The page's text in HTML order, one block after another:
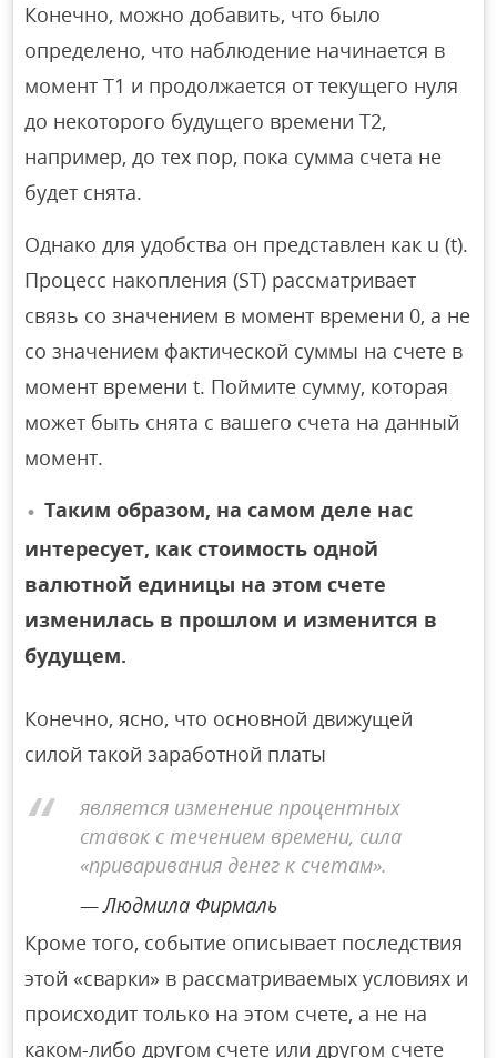
Конечно, можно добавить, что было
определено, что наблюдение начинается в
момент T1 и продолжается от текущего нуля
до некоторого будущего времени T2,
например, до тех пор, пока сумма счета не
будет снята.
Однако для удобства он представлен как u (t).
Процесс накопления (ST) рассматривает
связь со значением в момент времени 0, а не
со значением фактической суммы на счете в
момент времени t. Поймите сумму, которая
может быть снята с вашего счета на данный
момент.
Таким образом, на самом деле нас
интересует, как стоимость одной
валютной единицы на этом счете
изменилась в прошлом и изменится в
будущем.
Конечно, ясно, что основной движущей
силой такой заработной платы
является изменение процентных
ставок с течением времени, сила
«приваривания денег к счетам».
Людмила Фирмаль
Кроме того, событие описывает последствия
этой «сварки» в рассматриваемых условиях и
происходит только на этом счете, а не на
каком-либо другом счете или другом счете